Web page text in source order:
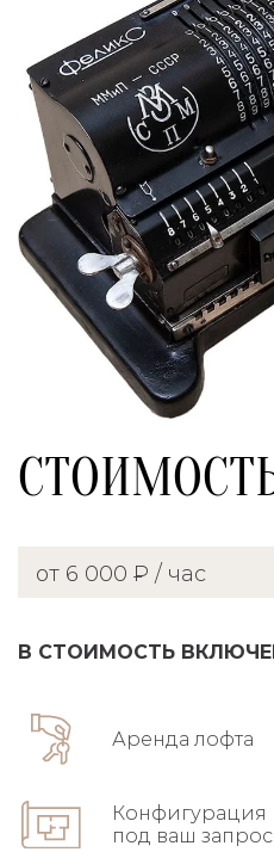
от 6 000 ₽ / час
В СТОИМОСТЬ
Аренда лофта
Конфигурация
под ваш запрос